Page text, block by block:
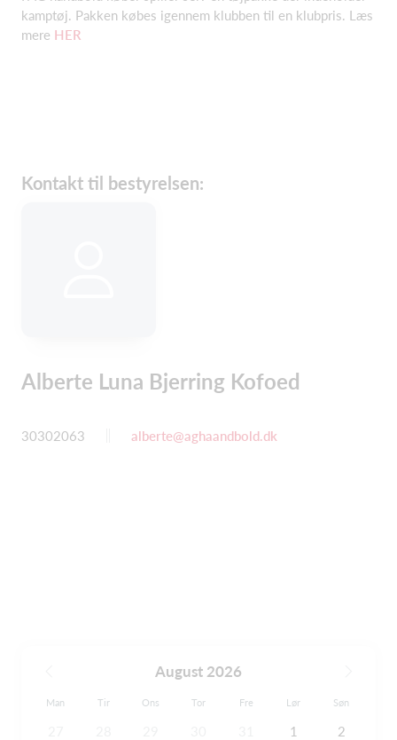
kamptøj. Pakken købes igennem klubben til en klubpris. Læs
mere HER
Kontakt til bestyrelsen:
Alberte Luna Bjerring Kofoed
30302063 alberte@aghaandbold.dk
August 2026
Man Tir Ons Tor Fre Lør Søn
1 2